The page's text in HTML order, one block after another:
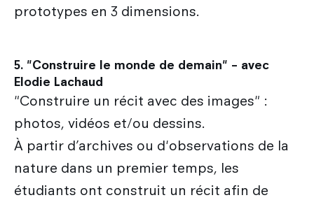
prototypes en 3 dimensions.
5. "Construire le monde de demain" – avec
Elodie Lachaud
"Construire un récit avec des images" :
photos, vidéos et/ou dessins.
À partir d’archives ou d'observations de la
nature dans un premier temps, les
étudiants ont construit un récit afin de